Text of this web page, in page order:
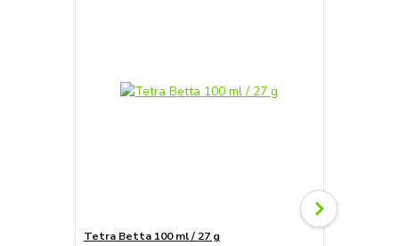
Tetra Betta 100 ml / 27 g